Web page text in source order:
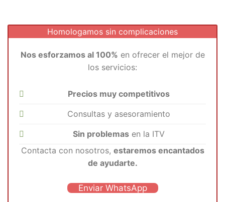
Homologamos sin complicaciones
Nos esforzamos al 100% en ofrecer el mejor de
los servicios:
Precios muy competitivos
Consultas y asesoramiento
Sin problemas en la ITV
Contacta con nosotros, estaremos encantados
de ayudarte.
Enviar WhatsApp